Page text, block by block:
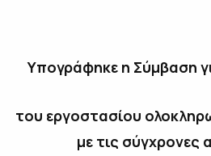
Υπογράφηκε η Σύμβαση
του εργοστασίου
με τις σύγχρονες